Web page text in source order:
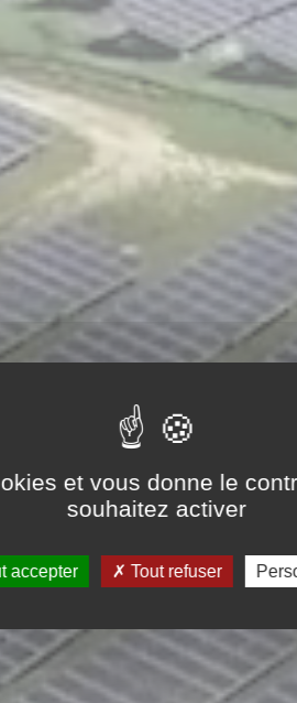
et vous donne le
souhaitez activer
accepter Tout refuser